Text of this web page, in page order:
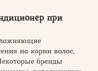
при
на корни волос,
бренды